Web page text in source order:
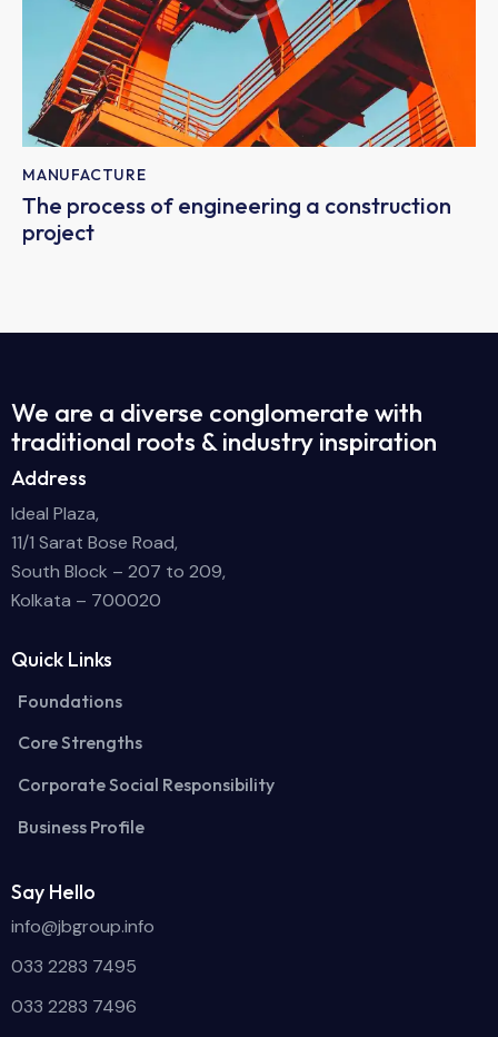
MANUFACTURE
The process of engineering a construction
project
We are a diverse conglomerate with
traditional roots & industry inspiration
Address
Ideal Plaza,
11/1 Sarat Bose Road,
South Block – 207 to 209,
Kolkata – 700020
Quick Links
Foundations
Core Strengths
Corporate Social Responsibility
Business Profile
Say Hello
info@jbgroup.info
033 2283 7495
033 2283 7496